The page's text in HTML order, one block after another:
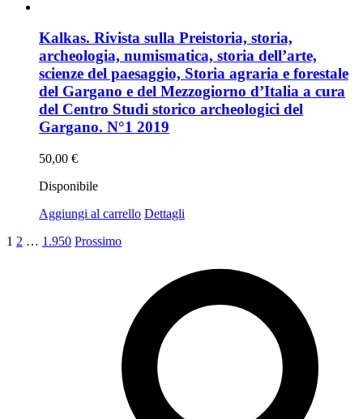
Kalkas. Rivista sulla Preistoria, storia,
archeologia, numismatica, storia dell’arte,
scienze del paesaggio, Storia agraria e forestale
del Gargano e del Mezzogiorno d’Italia a cura
del Centro Studi storico archeologici del
Gargano. N°1 2019
50,00 €
Disponibile
Aggiungi al carrello Dettagli
1 2 … 1.950 Prossimo